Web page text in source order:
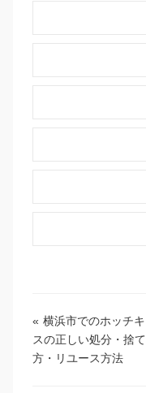
« 横浜市でのホッチキ
スの正しい処分・捨て
方・リユース方法